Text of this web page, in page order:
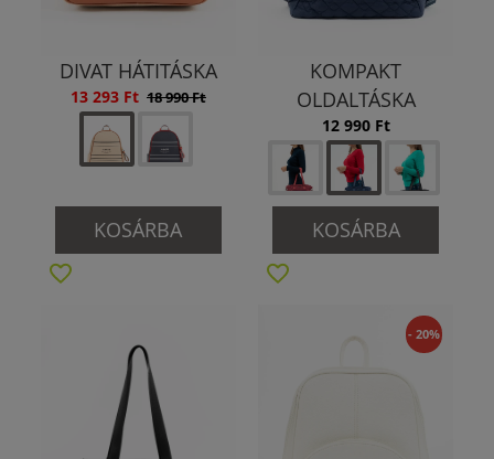
DIVAT HÁTITÁSKA
13 293 Ft 18 990 Ft
KOSÁRBA
KOMPAKT
OLDALTÁSKA
12 990 Ft
KOSÁRBA
- 20%